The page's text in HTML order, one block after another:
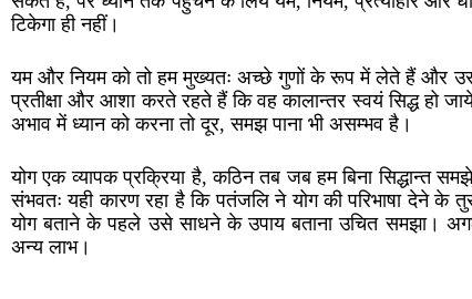
टिकेगा ही नहीं।
यम और नियम को तो हम मुख्यतः अच्छे गुणों के रूप में लेते हैं और
प्रतीक्षा और आशा करते रहते हैं कि वह कालान्तर स्वयं सिद्ध हो
अभाव में ध्यान को करना तो दूर, समझ पाना भी असम्भव है।
योग एक व्यापक प्रक्रिया है, कठिन तब जब हम बिना
संभवतः यही कारण रहा है कि पतंजलि ने योग की परिभाषा देने के
योग बताने के पहले उसे साधने के उपाय बताना उचित समझा।
अन्य लाभ।